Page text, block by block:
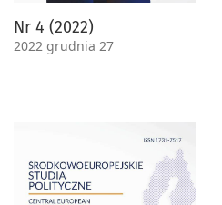
Nr 4 (2022)
2022 grudnia 27